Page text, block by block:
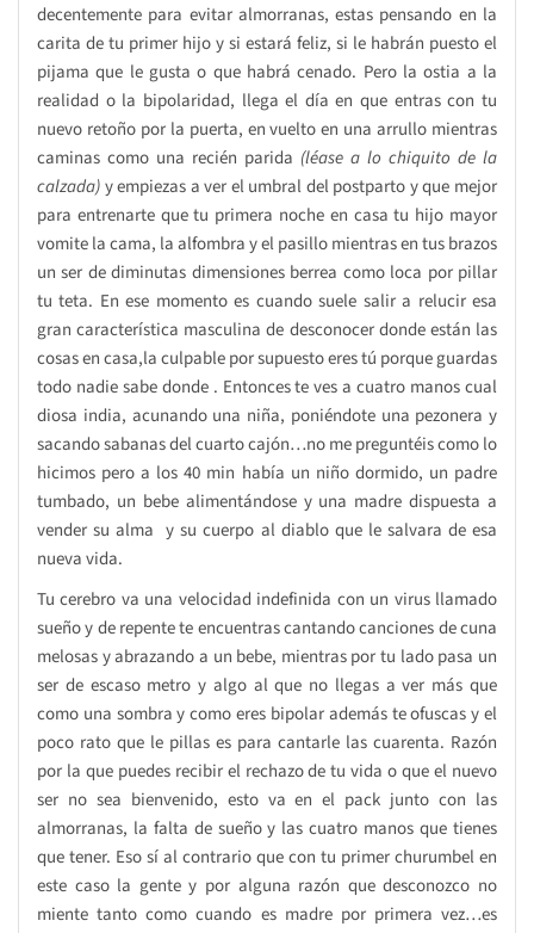
decentemente para evitar almorranas, estas pensando en la
carita de tu primer hijo y si estará feliz, si le habrán puesto el
pijama que le gusta o que habrá cenado. Pero la ostia a la
realidad o la bipolaridad, llega el día en que entras con tu
nuevo retoño por la puerta, en vuelto en una arrullo mientras
caminas como una recién parida (léase a lo chiquito de la
calzada)y empiezas a ver el umbral del postparto y que mejor
para entrenarte que tu primera noche en casa tu hijo mayor
vomite la cama, la alfombra y el pasillo mientras en tus brazos
un ser de diminutas dimensiones berrea como loca por pillar
tu teta. En ese momento es cuando suele salir a relucir esa
gran característica masculina de desconocer donde están las
cosas en casa,la culpable por supuesto eres tú porque guardas
todo nadie sabe donde . Entonces te ves a cuatro manos cual
diosa india, acunando una niña, poniéndote una pezonera y
sacando sabanas del cuarto cajón…no me preguntéis como lo
hicimos pero a los 40 min había un niño dormido, un padre
tumbado, un bebe alimentándose y una madre dispuesta a
vender su alma y su cuerpo al diablo que le salvara de esa
nueva vida.
Tu cerebro va una velocidad indefinida con un virus llamado
sueño y de repente te encuentras cantando canciones de cuna
melosas y abrazando a un bebe, mientras por tu lado pasa un
ser de escaso metro y algo al que no llegas a ver más que
como una sombra y como eres bipolar además te ofuscas y el
poco rato que le pillas es para cantarle las cuarenta. Razón
por la que puedes recibir el rechazo de tu vida o que el nuevo
ser no sea bienvenido, esto va en el pack junto con las
almorranas, la falta de sueño y las cuatro manos que tienes
que tener. Eso sí al contrario que con tu primer churumbel en
este caso la gente y por alguna razón que desconozco no
miente tanto como cuando es madre por primera vez…es